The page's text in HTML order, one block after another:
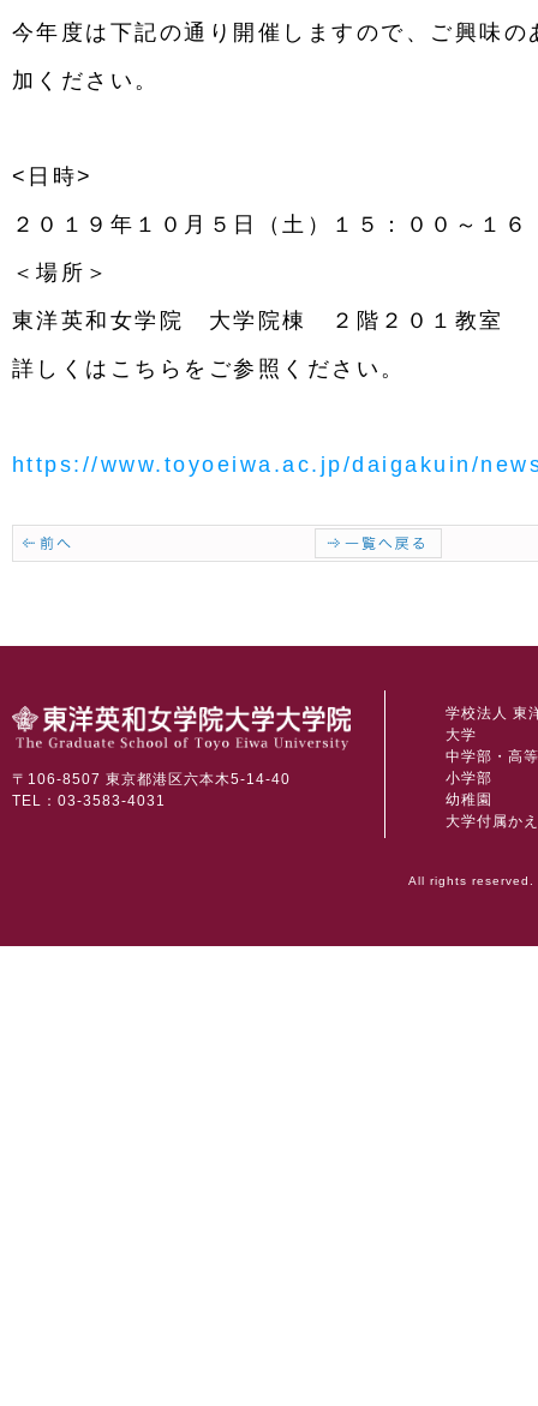
今年度は下記の通り開催しますので、ご興味の
加ください。
<日時>
２０１９年１０月５日（土）１５：００～１６
＜場所＞
東洋英和女学院 大学院棟 ２階２０１教室
詳しくはこちらをご参照ください。
https://www.toyoeiwa.ac.jp/daigakuin/
〒106-8507 東京都港区六本木5-14-40
TEL：03-3583-4031
学校法人 東
大学
中学部・高
小学部
幼稚園
大学付属か
All rights reserved.